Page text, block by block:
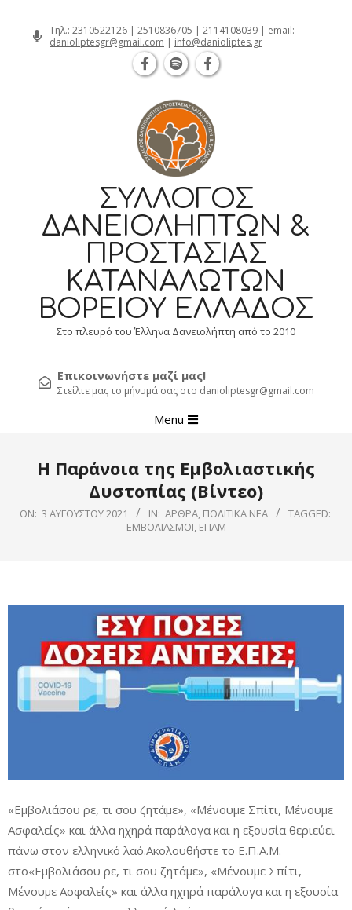
Τηλ.: 2310522126 | 2510836705 | 2114108039 | email:
danioliptesgr@gmail.com | info@danioliptes.gr
ΣΎΛΛΟΓΟΣ
ΔΑΝΕΙΟΛΗΠΤΏΝ &
ΠΡΟΣΤΑΣΊΑΣ
ΚΑΤΑΝΑΛΩΤΏΝ
ΒΟΡΕΊΟΥ ΕΛΛΆΔΟΣ
Στο πλευρό του Έλληνα Δανειολήπτη από το 2010
Επικοινωνήστε μαζί μας!
Στείλτε μας το μήνυμά σας στο danioliptesgr@gmail.com
Navigation
Menu
Η Παράνοια της Εμβολιαστικής
Δυστοπίας (Βίντεο)
ON: 3 ΑΥΓΟΎΣΤΟΥ 2021 IN: ΆΡΘΡΑ, ΠΟΛΙΤΙΚΆ ΝΈΑ
TAGGED:
ΕΜΒΟΛΙΑΣΜΟΙ, ΕΠΑΜ
«Εμβολιάσου ρε, τι σου ζητάμε», «Μένουμε Σπίτι, Μένουμε
Ασφαλείς» και άλλα ηχηρά παράλογα και η εξουσία θεριεύει
πάνω στον ελληνικό λαό.Ακολουθήστε το Ε.Π.Α.Μ.
στο«Εμβολιάσου ρε, τι σου ζητάμε», «Μένουμε Σπίτι,
Μένουμε Ασφαλείς» και άλλα ηχηρά παράλογα και η εξουσία